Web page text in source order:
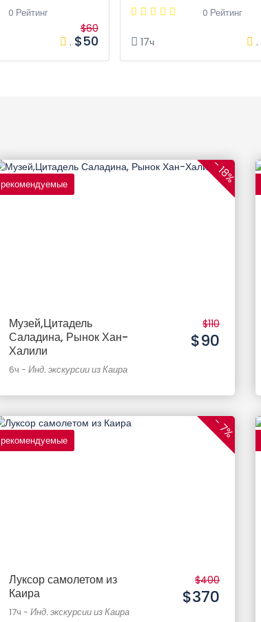
0 Рейтинг
.
$60
$50
0 Рейтинг
17ч .
рекомендуемые - 18%
Музей,Цитадель
Саладина, Рынок Хан-
Халили
6ч - Инд. экскурсии из Каира
$110
$90
рекомендуемые - 7%
Луксор самолетом из
Каира
17ч - Инд. экскурсии из Каира
$400
$370